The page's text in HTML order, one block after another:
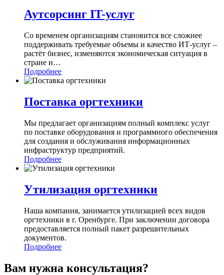
Аутсорсинг IT-услуг
Со временем организациям становится все сложнее
поддерживать требуемые объемы и качество ИТ-услуг –
растёт бизнес, изменяются экономическая ситуация в
стране и…
Подробнее
Поставка оргтехники
Мы предлагает организациям полный комплекс услуг
по поставке оборудования и программного обеспечения
для создания и обслуживания информационных
инфраструктур предприятий.
Подробнее
Утилизация оргтехники
Наша компания, занимается утилизацией всех видов
оргтехники в г. Оренбурге. При заключении договора
предоставляется полный пакет разрешительных
документов.
Подробнее
Вам нужна консультация?